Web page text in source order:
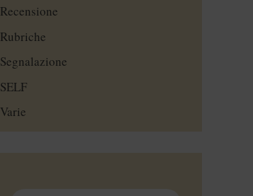
Recensione
Rubriche
Segnalazione
SELF
Varie